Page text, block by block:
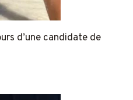
d’une candidate de